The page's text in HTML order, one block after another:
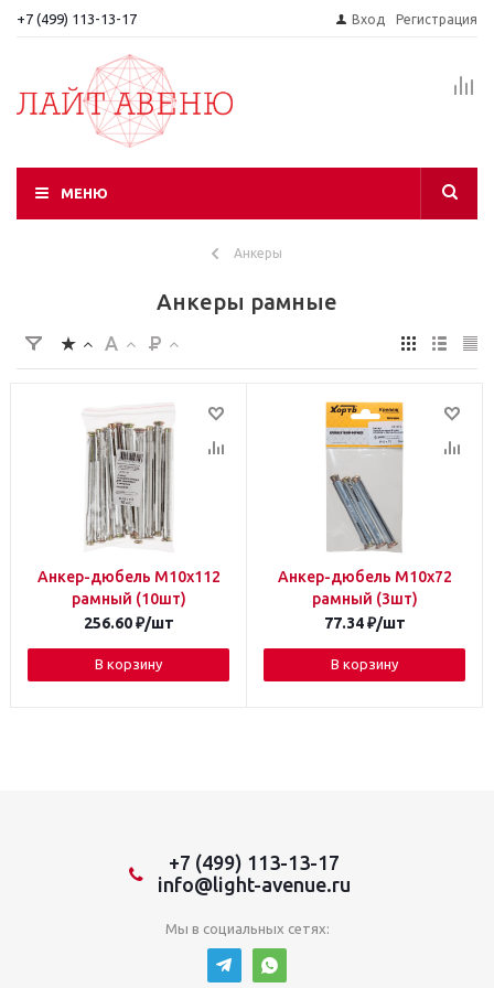
+7 (499) 113-13-17 Вход Регистрация
МЕНЮ
Анкеры
Анкеры рамные
Анкер-дюбель М10х112
рамный (10шт)
256.60₽/шт
В корзину
Анкер-дюбель М10х72
рамный (3шт)
77.34₽/шт
В корзину
+7 (499) 113-13-17
info@light-avenue.ru
Мы в социальных сетях: